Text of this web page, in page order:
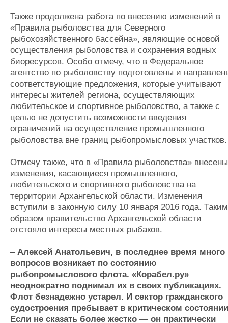
Также продолжена работа по внесению изменений в
«Правила рыболовства для Северного
рыбохозяйственного бассейна», являющие основой
осуществления рыболовства и сохранения водных
биоресурсов. Особо отмечу, что в Федеральное
агентство по рыболовству подготовлены и
соответствующие предложения, которые учитывают
интересы жителей региона, осуществляющих
любительское и спортивное рыболовство, а также с
целью не допустить возможности введения
ограничений на осуществление промышленного
рыболовства вне границ рыбопромысловых участков.
Отмечу также, что в «Правила рыболовства» внесены
изменения, касающиеся промышленного,
любительского и спортивного рыболовства на
территории Архангельской области. Изменения
вступили в законную силу 10 января 2016 года. Таким
образом правительство Архангельской области
отстояло интересы местных рыбаков.
– Алексей Анатольевич, в последнее время много
вопросов возникает по состоянию
рыбопромыслового флота. «Корабел.ру»
неоднократно поднимал их в своих публикациях.
Флот безнадежно устарел. И сектор гражданского
судостроения пребывает в критическом
Если не сказать более жестко — он практически